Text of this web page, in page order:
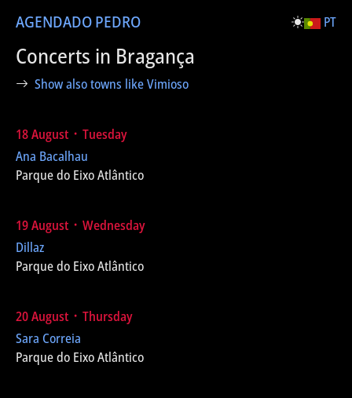
AGENDADO PEDRO PT
Concerts in Bragança
Show also towns like Vimioso
18 August ᛫ Tuesday
Ana Bacalhau
Parque do Eixo Atlântico
19 August ᛫ Wednesday
Dillaz
Parque do Eixo Atlântico
20 August ᛫ Thursday
Sara Correia
Parque do Eixo Atlântico